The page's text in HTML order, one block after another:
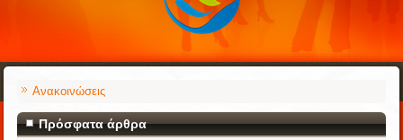
Ανακοινώσεις
Πρόσφατα άρθρα